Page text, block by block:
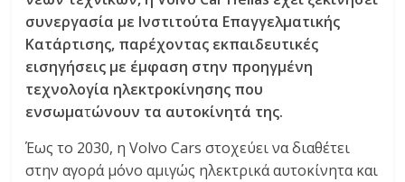
συνεργασία με Ινστιτούτα Επαγγελματικής
Κατάρτισης, παρέχοντας εκπαιδευτικές
εισηγήσεις με έμφαση στην προηγμένη
τεχνολογία ηλεκτροκίνησης που
ενσωματώνουν τα αυτοκίνητά της.
Έως το 2030, η Volvo Cars στοχεύει να διαθέτει
στην αγορά μόνο αμιγώς ηλεκτρικά αυτοκίνητα και